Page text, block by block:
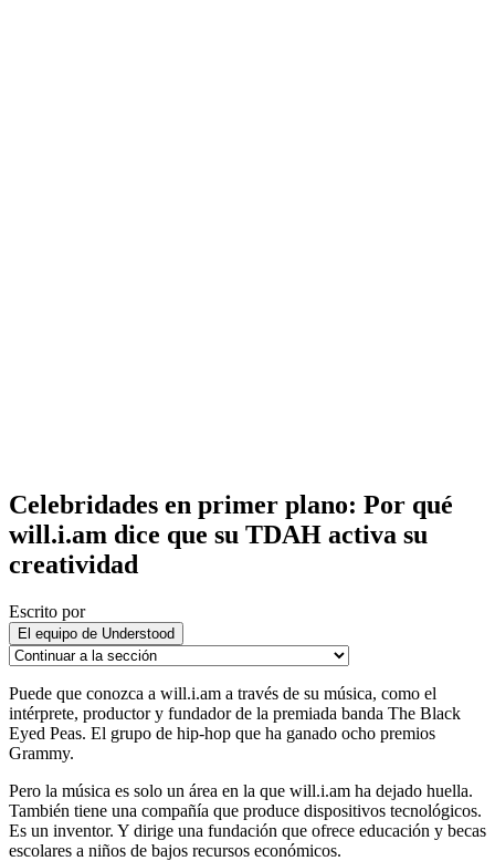
Celebridades en primer plano: Por qué
will.i.am dice que su TDAH activa su
creatividad
Escrito por
El equipo de Understood
Puede que conozca a will.i.am a través de su música, como el
intérprete, productor y fundador de la premiada banda The Black
Eyed Peas. El grupo de hip-hop que ha ganado ocho premios
Grammy.
Pero la música es solo un área en la que will.i.am ha dejado huella.
También tiene una compañía que produce dispositivos tecnológicos.
Es un inventor. Y dirige una fundación que ofrece educación y becas
escolares a niños de bajos recursos económicos.